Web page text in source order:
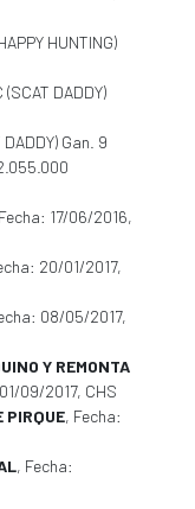
HUNTING)
(SCAT DADDY)
DADDY) Gan. 9
17/06/2016,
20/01/2017,
08/05/2017,
Y REMONTA
09/2017, CHS
PIRQUE, Fecha:
, Fecha: